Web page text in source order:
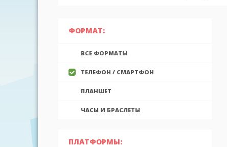
ФОРМАТ:
ВСЕ ФОРМАТЫ
ТЕЛЕФОН / СМАРТФОН
ПЛАНШЕТ
ЧАСЫ И БРАСЛЕТЫ
ПЛАТФОРМЫ: